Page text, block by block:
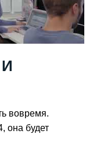
вовремя.
она будет